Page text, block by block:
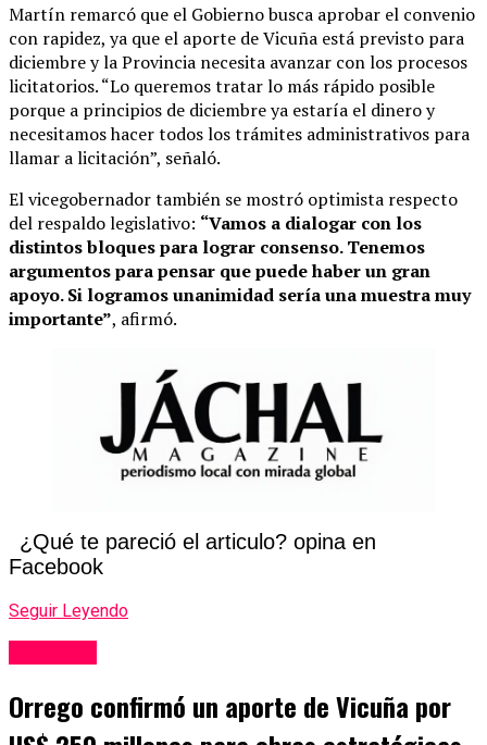
Martín remarcó que el Gobierno busca aprobar el convenio
con rapidez, ya que el aporte de Vicuña está previsto para
diciembre y la Provincia necesita avanzar con los procesos
licitatorios. “Lo queremos tratar lo más rápido posible
porque a principios de diciembre ya estaría el dinero y
necesitamos hacer todos los trámites administrativos para
llamar a licitación”, señaló.
El vicegobernador también se mostró optimista respecto
del respaldo legislativo: “Vamos a dialogar con los
distintos bloques para lograr consenso. Tenemos
argumentos para pensar que puede haber un gran
apoyo. Si logramos unanimidad sería una muestra muy
importante”, afirmó.
¿Qué te pareció el articulo? opina en
Facebook
Seguir Leyendo
Orrego confirmó un aporte de Vicuña por